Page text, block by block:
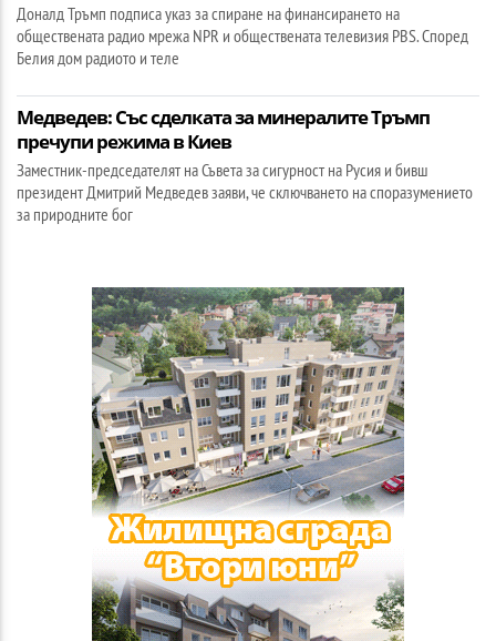
Доналд Тръмп подписа указ за спиране на финансирането на
обществената радио мрежа NPR и обществената телевизия PBS. Според
Белия дом радиото и теле
Медведев: Със сделката за минералите Тръмп
пречупи режима в Киев
Заместник-председателят на Съвета за сигурност на Русия и бивш
президент Дмитрий Медведев заяви, че сключването на споразумението
за природните бог